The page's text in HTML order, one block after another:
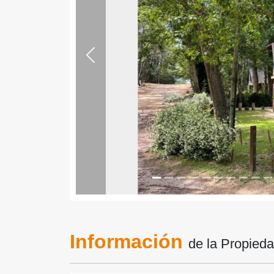
Previous
Información de la